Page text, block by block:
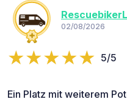
02/08/2026
5/5
Ein Platz mit weiterem